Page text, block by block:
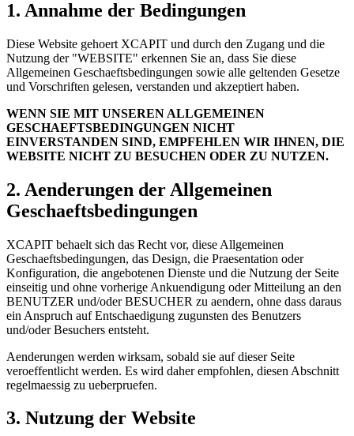
1. Annahme der Bedingungen
Diese Website gehoert XCAPIT und durch den Zugang und die
Nutzung der "WEBSITE" erkennen Sie an, dass Sie diese
Allgemeinen Geschaeftsbedingungen sowie alle geltenden Gesetze
und Vorschriften gelesen, verstanden und akzeptiert haben.
WENN SIE MIT UNSEREN ALLGEMEINEN
GESCHAEFTSBEDINGUNGEN NICHT
EINVERSTANDEN SIND, EMPFEHLEN WIR IHNEN, DIE
WEBSITE NICHT ZU BESUCHEN ODER ZU NUTZEN.
2. Aenderungen der Allgemeinen
Geschaeftsbedingungen
XCAPIT behaelt sich das Recht vor, diese Allgemeinen
Geschaeftsbedingungen, das Design, die Praesentation oder
Konfiguration, die angebotenen Dienste und die Nutzung der Seite
einseitig und ohne vorherige Ankuendigung oder Mitteilung an den
BENUTZER und/oder BESUCHER zu aendern, ohne dass daraus
ein Anspruch auf Entschaedigung zugunsten des Benutzers
und/oder Besuchers entsteht.
Aenderungen werden wirksam, sobald sie auf dieser Seite
veroeffentlicht werden. Es wird daher empfohlen, diesen Abschnitt
regelmaessig zu ueberpruefen.
3. Nutzung der Website